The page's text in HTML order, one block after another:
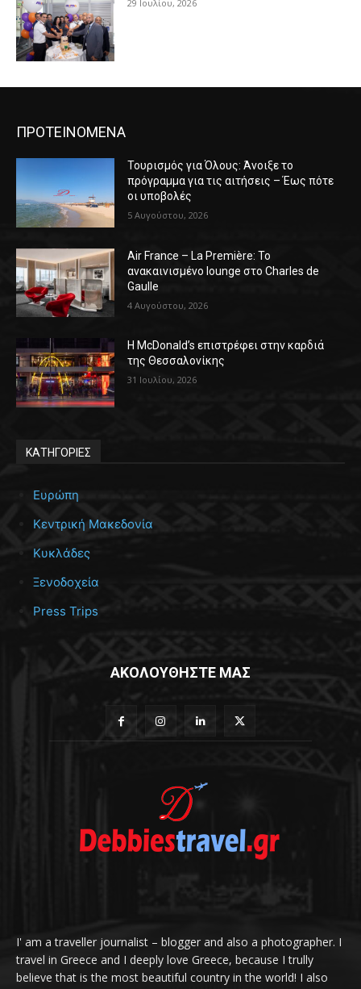
29 Ιουλίου, 2026
ΠΡΟΤΕΙΝΟΜΕΝΑ
Τουρισμός για Όλους: Άνοιξε το
πρόγραμμα για τις αιτήσεις – Έως πότε
οι υποβολές
5 Αυγούστου, 2026
Air France – La Première: Το
ανακαινισμένο lounge στο Charles de
Gaulle
4 Αυγούστου, 2026
Η McDonald’s επιστρέφει στην καρδιά
της Θεσσαλονίκης
31 Ιουλίου, 2026
ΚΑΤΗΓΟΡΙΕΣ
Ευρώπη
Κεντρική Μακεδονία
Κυκλάδες
Ξενοδοχεία
Press Trips
ΑΚΟΛΟΥΘΗΣΤΕ ΜΑΣ
I' am a traveller journalist – blogger and also a photographer. I
travel in Greece and I deeply love Greece, because I trully
believe that is the most beautiful country in the world! I also